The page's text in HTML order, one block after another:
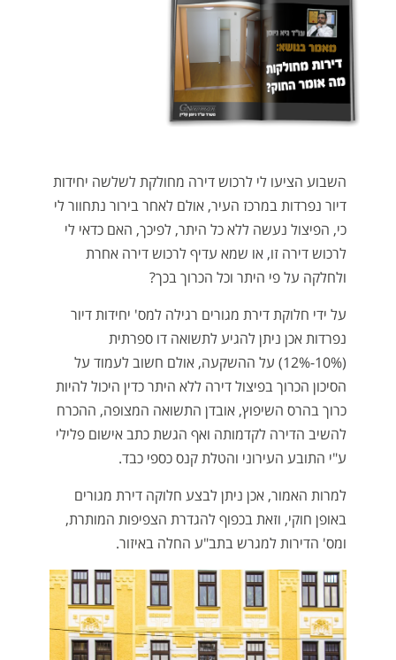
השבוע הציעו לי לרכוש דירה מחולקת לשלשה יחידות
דיור נפרדות במרכז העיר, אולם לאחר בירור נתחוור לי
כי, הפיצול נעשה ללא כל היתר, לפיכך, האם כדאי לי
לרכוש דירה זו, או שמא עדיף לרכוש דירה אחרת
ולחלקה על פי היתר וכל הכרוך בכך?
על ידי חלוקת דירת מגורים רגילה למס' יחידות דיור
נפרדות אכן ניתן להגיע לתשואה דו ספרתית
(10%-12%) על ההשקעה, אולם חשוב לעמוד על
הסיכון הכרוך בפיצול דירה ללא היתר כדין היכול להיות
כרוך בהרס השיפוץ, אובדן התשואה המצופה, ההכרח
להשיב הדירה לקדמותה ואף הגשת כתב אישום פלילי
ע"י התובע העירוני והטלת קנס כספי כבד.
למרות האמור, אכן ניתן לבצע חלוקה דירת מגורים
באופן חוקי, וזאת בכפוף להגדרת הצפיפות המותרת,
ומס' הדירות למגרש בתב"ע החלה באיזור.